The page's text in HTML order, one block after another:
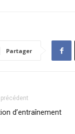
Partager
d’entraînement